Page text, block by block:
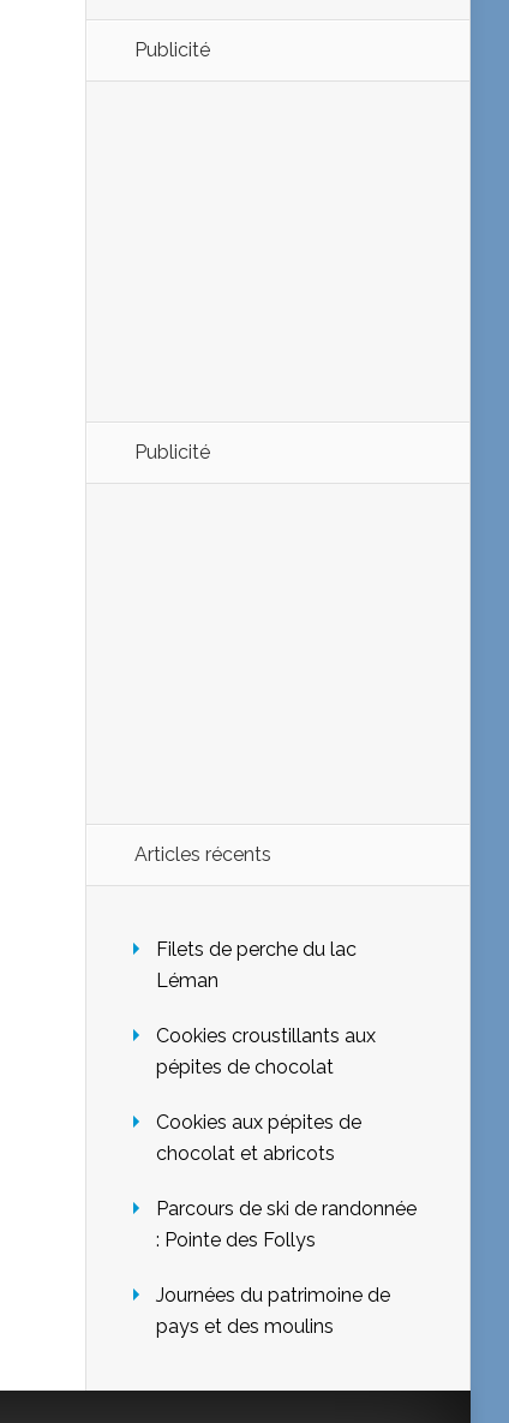
Publicité
Publicité
Articles récents
Filets de perche du lac
Léman
Cookies croustillants aux
pépites de chocolat
Cookies aux pépites de
chocolat et abricots
Parcours de ski de randonnée
: Pointe des Follys
Journées du patrimoine de
pays et des moulins